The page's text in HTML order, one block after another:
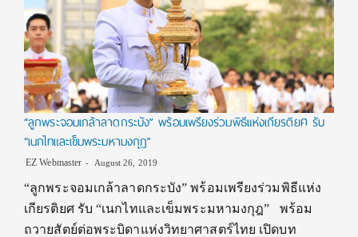
“ลูกพระจอมเกล้าลาดกระบัง” พร้อมเพรียงร่วมพิธีแห่งเกียรติยศ รับ
“เนกไทและเข็มพระมหามงกุฎ”
EZ Webmaster August 26, 2019
“ลูกพระจอมเกล้าลาดกระบัง” พร้อมเพรียงร่วมพิธีแห่ง
เกียรติยศ รับ “เนกไทและเข็มพระมหามงกุฎ” พร้อม
ถวายสัตย์ต่อพระบิดาแห่งวิทยาศาสตร์ไทย เปิดบท